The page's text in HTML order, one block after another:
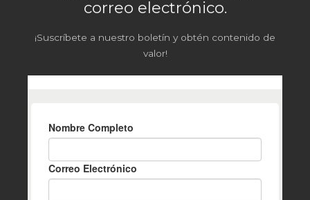
correo electrónico.
¡Suscríbete a nuestro boletín y obtén contenido de
valor!